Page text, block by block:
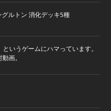
ルトン 消化デッキ5種
いうゲームにハマっています。
画。